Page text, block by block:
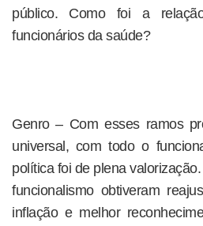
público. Como foi a
funcionários da saúde?
Genro – Com esses ramos
universal, com todo o
política foi de plena
funcionalismo obtiveram
inflação e melhor